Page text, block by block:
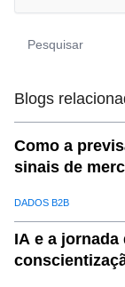
Blogs
Como a
sinais de
DADOS B2B
IA e a